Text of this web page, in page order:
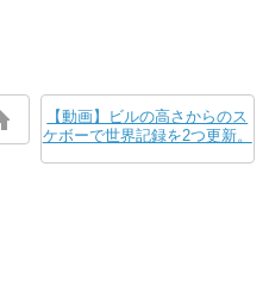
【動画】ビルの高さからのス
ケボーで世界記録を2つ更新。